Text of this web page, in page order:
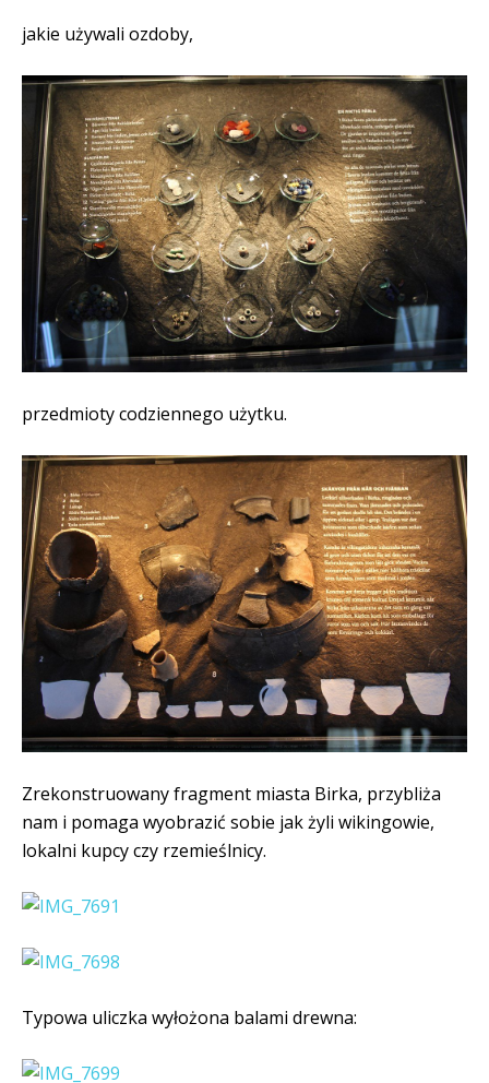
jakie używali ozdoby,
przedmioty codziennego użytku.
Zrekonstruowany fragment miasta Birka, przybliża
nam i pomaga wyobrazić sobie jak żyli wikingowie,
lokalni kupcy czy rzemieślnicy.
Typowa uliczka wyłożona balami drewna: